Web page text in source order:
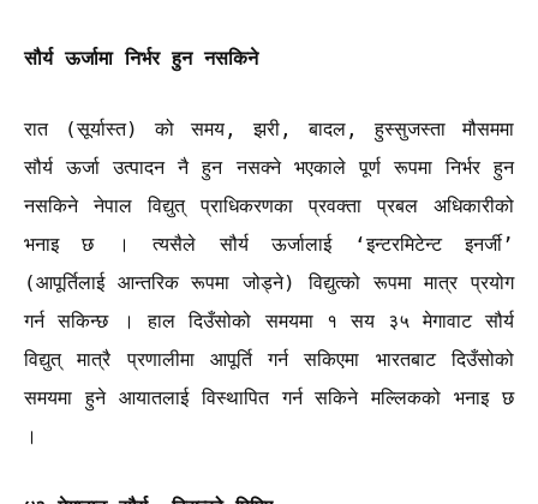
सौर्य ऊर्जामा निर्भर हुन नसकिने
रात (सूर्यास्त) को समय, झरी, बादल, हुस्सुजस्ता मौसममा
सौर्य ऊर्जा उत्पादन नै हुन नसक्ने भएकाले पूर्ण रूपमा निर्भर हुन
नसकिने नेपाल विद्युत् प्राधिकरणका प्रवक्ता प्रबल अधिकारीको
भनाइ छ । त्यसैले सौर्य ऊर्जालाई ‘इन्टरमिटेन्ट इनर्जी’
(आपूर्तिलाई आन्तरिक रूपमा जोड्ने) विद्युत्को रूपमा मात्र प्रयोग
गर्न सकिन्छ । हाल दिउँसोको समयमा १ सय ३५ मेगावाट सौर्य
विद्युत् मात्रै प्रणालीमा आपूर्ति गर्न सकिएमा भारतबाट दिउँसोको
समयमा हुने आयातलाई विस्थापित गर्न सकिने मल्लिकको भनाइ छ
।